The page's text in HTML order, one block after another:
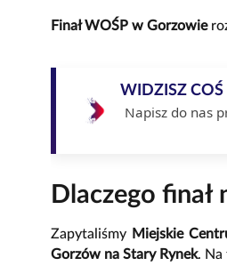
Finał WOŚP w Gorzowie
WIDZISZ
Napisz do nas
Dlaczego
Zapytaliśmy Miejskie
Gorzów na Stary Rynek. Na